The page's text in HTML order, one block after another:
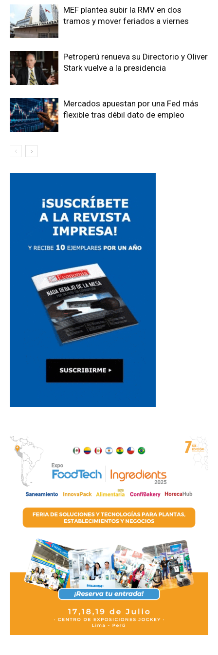
MEF plantea subir la RMV en dos
tramos y mover feriados a viernes
Petroperú renueva su Directorio y Oliver
Stark vuelve a la presidencia
Mercados apuestan por una Fed más
flexible tras débil dato de empleo